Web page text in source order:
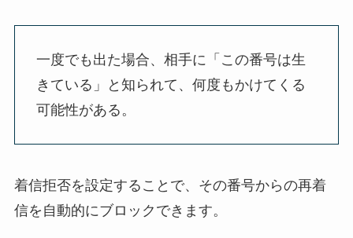
一度でも出た場合、相手に「この番号は生
きている」と知られて、 何度もかけてくる
可能性がある。
着信拒否を設定することで、その番号からの再着
信を 自動的にブロック できます。